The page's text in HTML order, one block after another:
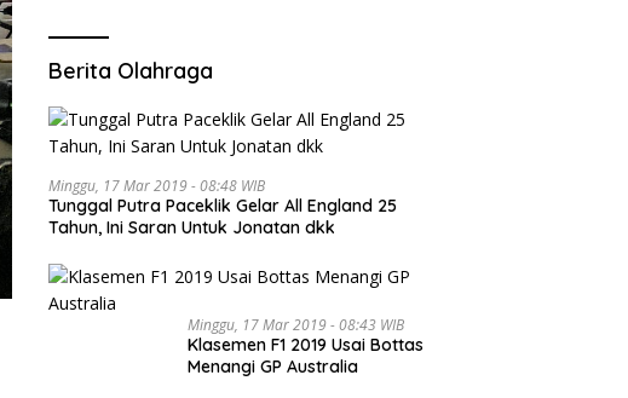
Berita Olahraga
Minggu, 17 Mar 2019 - 08:48 WIB
Tunggal Putra Paceklik Gelar All England 25
Tahun, Ini Saran Untuk Jonatan dkk
Minggu, 17 Mar 2019 - 08:43 WIB
Klasemen F1 2019 Usai Bottas
Menangi GP Australia